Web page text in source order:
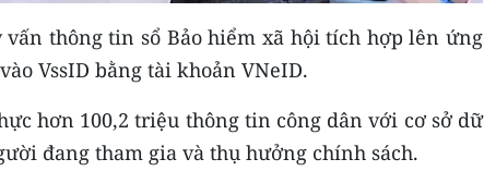
thông tin sổ Bảo hiểm xã hội tích hợp lên ứng
VssID bằng tài khoản VNeID.
hơn 100,2 triệu thông tin công dân với cơ sở dữ
đang tham gia và thụ hưởng chính sách.